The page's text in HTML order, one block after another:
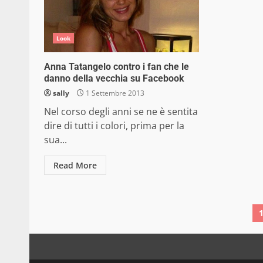
Look
Anna Tatangelo contro i fan che le
danno della vecchia su Facebook
sally 1 Settembre 2013
Nel corso degli anni se ne è sentita
dire di tutti i colori, prima per la
sua...
Read More
1